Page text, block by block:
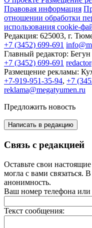
Правовая информация
отношении обработки
использования cookie-
Редакция: 625003, г.
+7 (3452) 699-691
Главный редактор:
+7 (3452) 699-691
Размещение рекламы:
+7-919-951-35-94, +7
reklama@megatyumen.ru
Предложить новость
Написать в редакцию
Связь с редакцией
Оставьте свои
могла с вами связаться.
анонимность.
Ваш номер телефона или
Текст сообщения: